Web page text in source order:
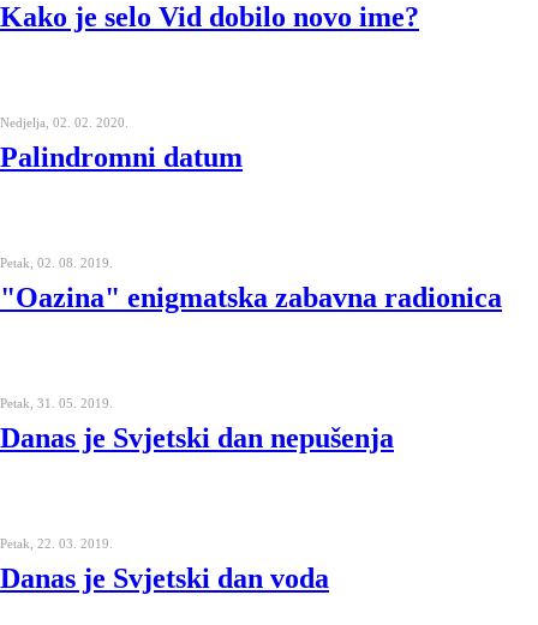
Kako je selo Vid dobilo novo ime?
Nedjelja, 02. 02. 2020.
Palindromni datum
Petak, 02. 08. 2019.
"Oazina" enigmatska zabavna radionica
Petak, 31. 05. 2019.
Danas je Svjetski dan nepušenja
Petak, 22. 03. 2019.
Danas je Svjetski dan voda